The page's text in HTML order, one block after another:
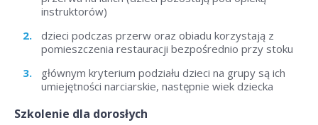
instruktorów)
dzieci podczas przerw oraz obiadu korzystają z
pomieszczenia restauracji bezpośrednio przy stoku
głównym kryterium podziału dzieci na grupy są ich
umiejętności narciarskie, następnie wiek dziecka
Szkolenie dla dorosłych